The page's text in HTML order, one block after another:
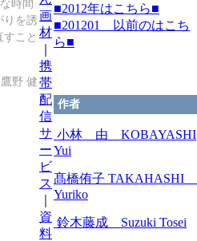
時間
りを誘
こと
鷹野 健
■2012年はこちら■
■201201 以前のはこち
ら■
作者
小林 由 KOBAYASHI
Yui
髙橋侑子 TAKAHASHI
Yuriko
鈴木藤成 Suzuki Tosei
画
材
携
帯
配
信
サ
ー
ビ
ス
資
料